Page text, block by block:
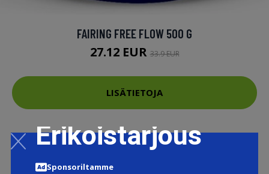
FAIRING FREE FLOW 500 G
27.12 EUR33.9 EUR
LISÄTIETOJA
Erikoistarjous
Sponsoriltamme